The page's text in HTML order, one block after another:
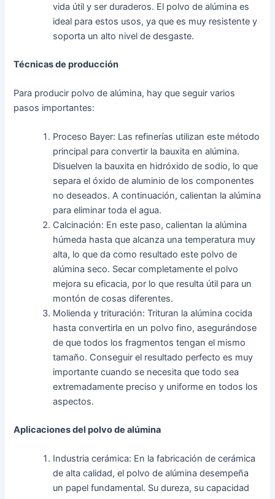
vida útil y ser duraderos. El polvo de alúmina es
ideal para estos usos, ya que es muy resistente y
soporta un alto nivel de desgaste.
Técnicas de producción
Para producir polvo de alúmina, hay que seguir varios
pasos importantes:
Proceso Bayer: Las refinerías utilizan este método
principal para convertir la bauxita en alúmina.
Disuelven la bauxita en hidróxido de sodio, lo que
separa el óxido de aluminio de los componentes
no deseados. A continuación, calientan la alúmina
para eliminar toda el agua.
Calcinación: En este paso, calientan la alúmina
húmeda hasta que alcanza una temperatura muy
alta, lo que da como resultado este polvo de
alúmina seco. Secar completamente el polvo
mejora su eficacia, por lo que resulta útil para un
montón de cosas diferentes.
Molienda y trituración: Trituran la alúmina cocida
hasta convertirla en un polvo fino, asegurándose
de que todos los fragmentos tengan el mismo
tamaño. Conseguir el resultado perfecto es muy
importante cuando se necesita que todo sea
extremadamente preciso y uniforme en todos los
aspectos.
Aplicaciones del polvo de alúmina
Industria cerámica: En la fabricación de cerámica
de alta calidad, el polvo de alúmina desempeña
un papel fundamental. Su dureza, su capacidad